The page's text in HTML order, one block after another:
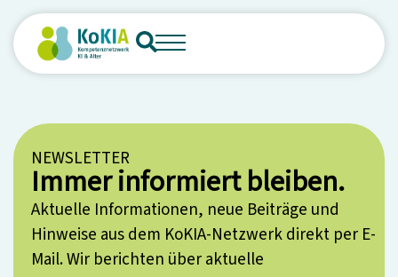
NEWSLETTER
Immer informiert bleiben.
Aktuelle Informationen, neue Beiträge und
Hinweise aus dem KoKIA-Netzwerk direkt per E-
Mail. Wir berichten über aktuelle